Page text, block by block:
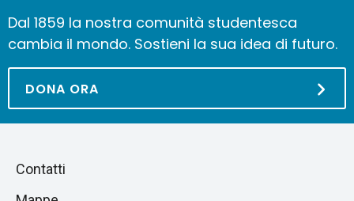
Dal 1859 la nostra comunità studentesca
cambia il mondo. Sostieni la sua idea di futuro.
DONA ORA
Salta
Piè
di
Contatti